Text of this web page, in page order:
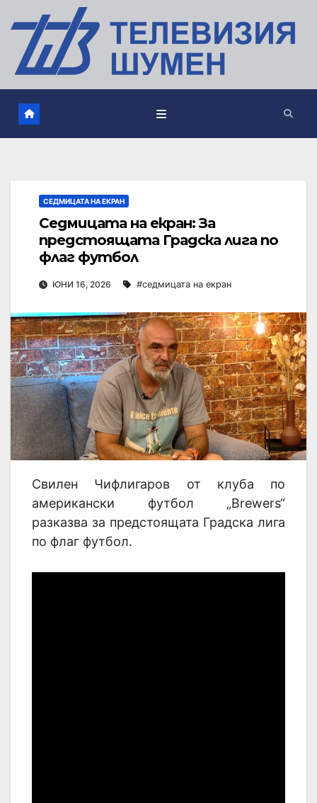
СЕДМИЦАТА НА ЕКРАН
Седмицата на екран: За
предстоящата Градска лига по
флаг футбол
ЮНИ 16, 2026 #седмицата на екран
Свилен Чифлигаров от клуба по
американски футбол „Brewers“
разказва за предстоящата Градска лига
по флаг футбол.